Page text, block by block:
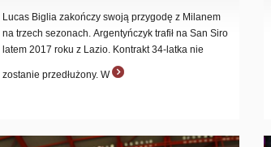
Lucas Biglia zakończy swoją przygodę z Milanem
na trzech sezonach. Argentyńczyk trafił na San Siro
latem 2017 roku z Lazio. Kontrakt 34-latka nie
zostanie przedłużony. W